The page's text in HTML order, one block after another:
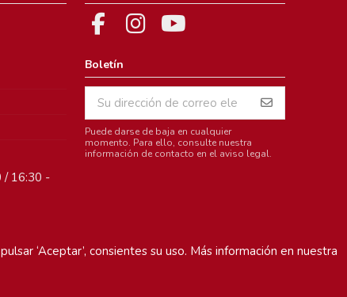
/ 16:30 -
Boletín
Puede darse de baja en cualquier
momento. Para ello, consulte nuestra
información de contacto en el aviso legal.
‘Aceptar’, consientes su uso. Más información en nuestra